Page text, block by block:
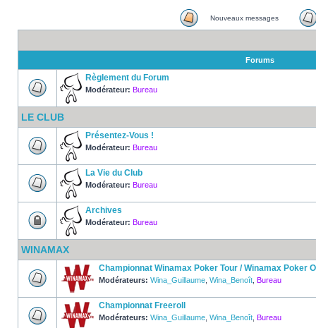
Nouveaux messages
Forums
Règlement du Forum
Modérateur: Bureau
LE CLUB
Présentez-Vous !
Modérateur: Bureau
La Vie du Club
Modérateur: Bureau
Archives
Modérateur: Bureau
WINAMAX
Championnat Winamax Poker Tour / Winamax Poker
Modérateurs: Wina_Guillaume Wina_Benoît Bureau
Championnat Freeroll
Modérateurs: Wina_Guillaume Wina_Benoît Bureau